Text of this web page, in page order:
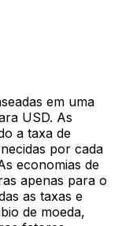
em uma
USD. As
a taxa de
por cada
economias de
apenas para o
as taxas e
de moeda,